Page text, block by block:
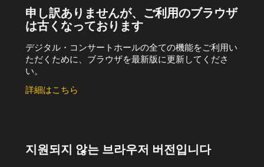
申し訳ありませんが、ご利用のブラウザ
は古くなっております
デジタル・コンサートホールの全ての機能をご利用い
ただくために、ブラウザを最新版に更新してくださ
い。
詳細はこちら
지원되지 않는 브라우저 버전입니다